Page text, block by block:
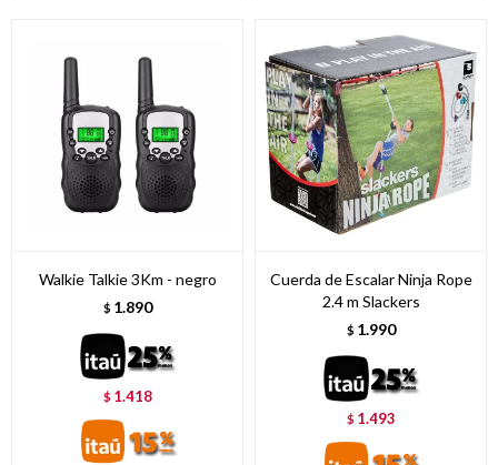
Walkie Talkie 3Km - negro
$ 1.890
$ 1.418
Cuerda de Escalar Ninja Rope
2.4 m Slackers
$ 1.990
$ 1.493